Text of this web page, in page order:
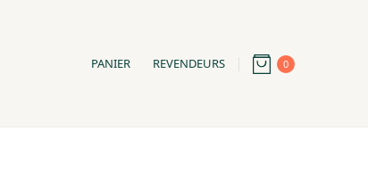
PANIER REVENDEURS 0